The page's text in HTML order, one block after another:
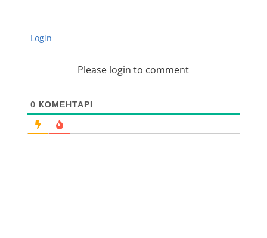
Login
Please login to comment
0 КОМЕНТАРІ